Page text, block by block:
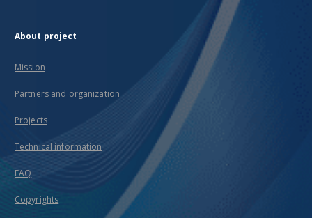
About project
Mission
Partners and organization
Projects
Technical information
FAQ
Copyrights